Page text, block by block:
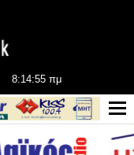
8:14:55 πμ